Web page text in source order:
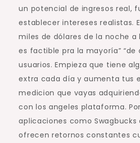
un potencial de ingresos real,
establecer intereses realistas.
miles de dólares de la noche a
es factible pra la mayoría” “de
usuarios. Empieza que tiene
extra cada día y aumenta tus
medicion que vayas
con los angeles plataforma.
aplicaciones como Swagbucks
ofrecen retornos constantes